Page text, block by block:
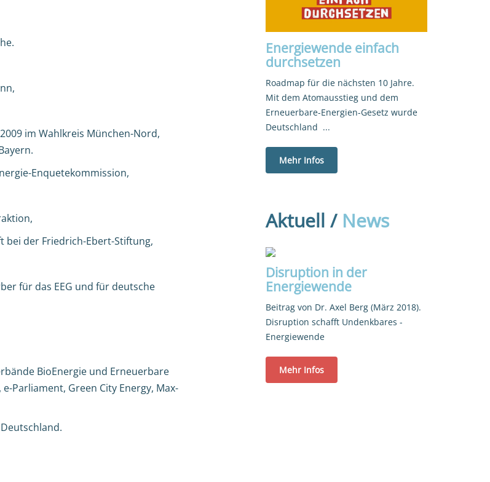
im Wahlkreis München-Nord,
Enquetekommission,
bei der Friedrich-Ebert-Stiftung,
für das EEG und für deutsche
BioEnergie und Erneuerbare
Parliament, Green City Energy, Max-
Energiewende einfach
durchsetzen
Roadmap für die nächsten 10 Jahre.
Mit dem Atomausstieg und dem
Erneuerbare-Energien-Gesetz wurde
Deutschland ...
Mehr Infos
Aktuell / News
Disruption in der
Energiewende
Beitrag von Dr. Axel Berg (März 2018).
Disruption schafft Undenkbares -
Energiewende
Mehr Infos